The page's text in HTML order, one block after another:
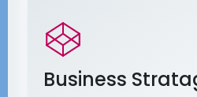
Business